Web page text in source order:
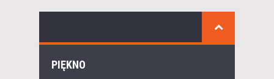
PIĘKNO